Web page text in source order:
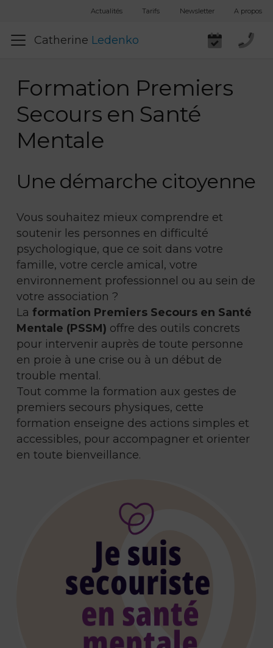
Actualités Tarifs Newsletter A propos
Catherine Ledenko
Formation Premiers
Secours en Santé
Mentale
Une démarche citoyenne
Vous souhaitez mieux comprendre et
soutenir les personnes en difficulté
psychologique, que ce soit dans votre
famille, votre cercle amical, votre
environnement professionnel ou au sein de
votre association ?
La formation Premiers Secours en Santé
Mentale (PSSM) offre des outils concrets
pour intervenir auprès de toute personne
en proie à une crise ou à un début de
trouble mental.
Tout comme la formation aux gestes de
premiers secours physiques, cette
formation enseigne des actions simples et
accessibles, pour accompagner et orienter
en toute bienveillance.